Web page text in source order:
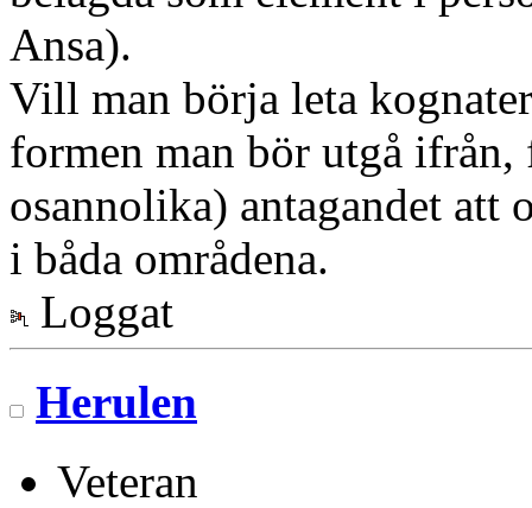
Ansa).
Vill man börja leta
formen man bör utgå
osannolika) antagandet att
i båda områdena.
Loggat
Herulen
Veteran